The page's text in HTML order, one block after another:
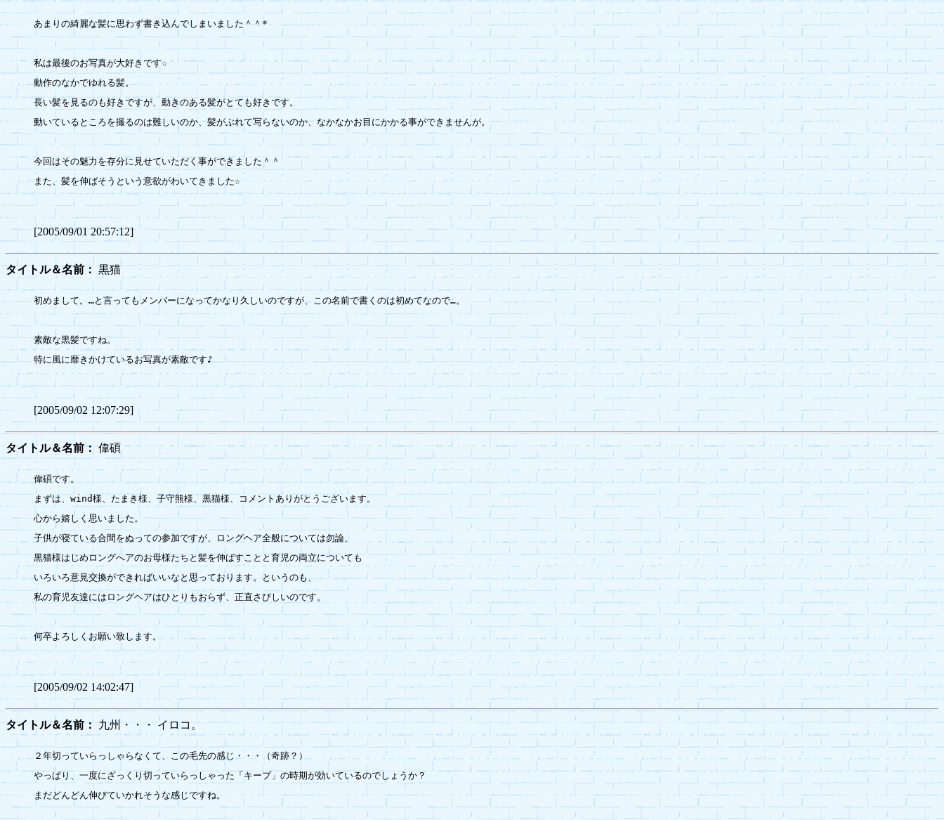
あまりの綺麗な髪に思わず書き込んでしまいました＾＾*
私は最後のお写真が大好きです☆
動作のなかでゆれる髪。
長い髪を見るのも好きですが、動きのある髪がとても好きです。
動いているところを撮るのは難しいのか、髪がぶれて写らないのか、なかなかお目にかかる事ができませんが。
今回はその魅力を存分に見せていただく事ができました＾＾
また、髪を伸ばそうという意欲がわいてきました☆
[2005/09/01 20:57:12]
タイトル＆名前： 黒猫
初めまして。…と言ってもメンバーになってかなり久しいのですが、この名前で書くのは初めてなので…。
素敵な黒髪ですね。
特に風に靡きかけているお写真が素敵です♪
[2005/09/02 12:07:29]
タイトル＆名前：偉碩
偉碩です。
まずは、wind様、たまき様、子守熊様、黒猫様、コメントありがとうございます。
心から嬉しく思いました。
子供が寝ている合間をぬっての参加ですが、ロングヘア全般については勿論、
黒猫様はじめロングへアのお母様たちと髪を伸ばすことと育児の両立についても
いろいろ意見交換ができればいいなと思っております。というのも、
私の育児友達にはロングヘアはひとりもおらず、正直さびしいのです。
何卒よろしくお願い致します。
[2005/09/02 14:02:47]
タイトル＆名前： 九州・・・ イロコ。
２年切っていらっしゃらなくて、この毛先の感じ・・・（奇跡？）
やっぱり、一度にざっくり切っていらっしゃった「キープ」の時期が効いているのでしょうか？
まだどんどん伸びていかれそうな感じですね。